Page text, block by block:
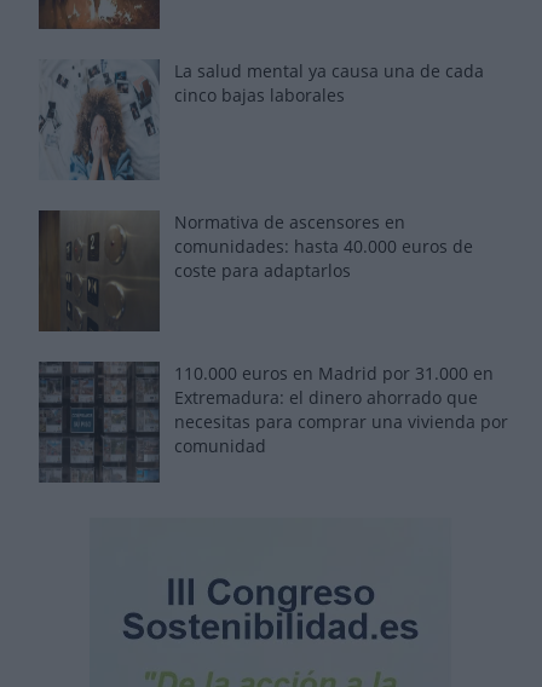
La salud mental ya causa una de cada
cinco bajas laborales
Normativa de ascensores en
comunidades: hasta 40.000 euros de
coste para adaptarlos
110.000 euros en Madrid por 31.000 en
Extremadura: el dinero ahorrado que
necesitas para comprar una vivienda por
comunidad